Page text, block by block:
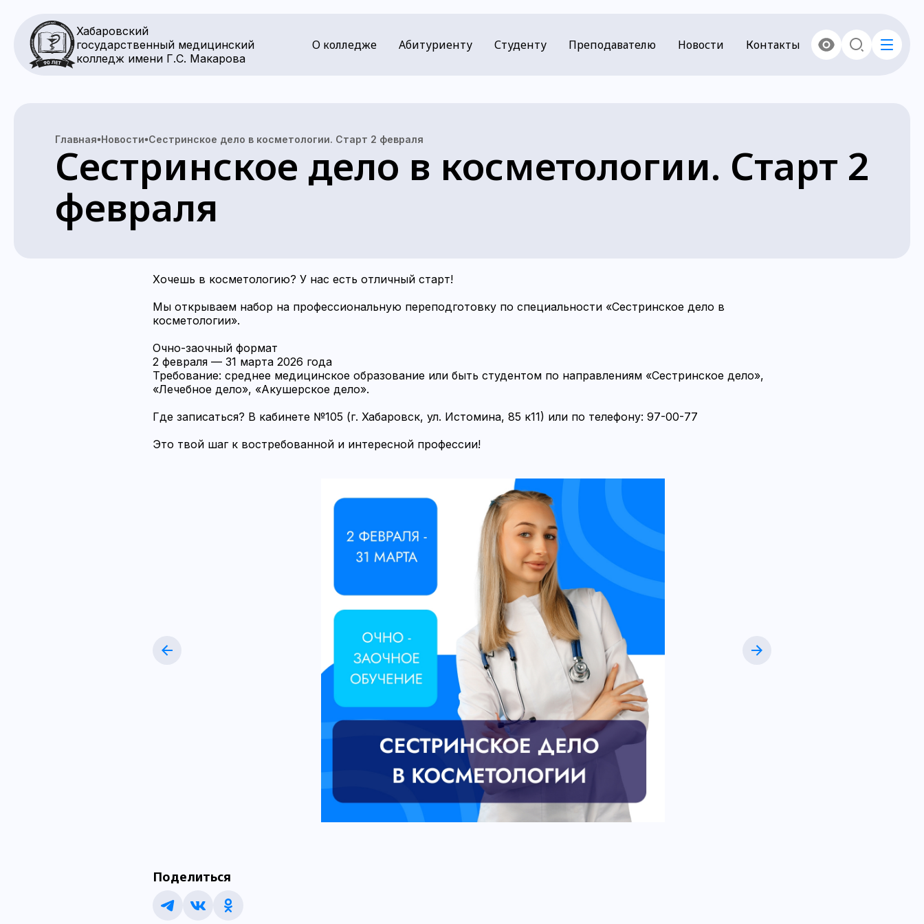
Хабаровский
государственный медицинский
колледж имени Г.С. Макарова
О колледже Абитуриенту Студенту Преподавателю Новости Контакты
Главная Новости Сестринское дело в косметологии. Старт 2 февраля
Сестринское дело в косметологии. Старт 2
февраля
Хочешь в косметологию? У нас есть отличный старт!
Мы открываем набор на профессиональную переподготовку по специальности «Сестринское дело в
косметологии».
Очно-заочный формат
2 февраля — 31 марта 2026 года
Требование: среднее медицинское образование или быть студентом по направлениям «Сестринское дело»,
«Лечебное дело», «Акушерское дело».
Где записаться? В кабинете №105 (г. Хабаровск, ул. Истомина, 85 к11) или по телефону: 97-00-77
Это твой шаг к востребованной и интересной профессии!
Поделиться